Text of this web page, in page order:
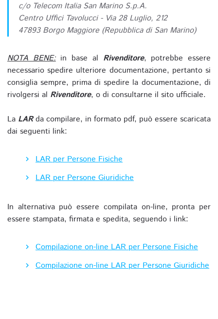
c/o Telecom Italia San Marino S.p.A.
Centro Uffici Tavolucci - Via 28 Luglio, 212
47893 Borgo Maggiore (Repubblica di San Marino)
NOTA BENE:in base al Rivenditore, potrebbe essere
necessario spedire ulteriore documentazione, pertanto si
consiglia sempre, prima di spedire la documentazione, di
rivolgersi al Rivenditore, o di consultarne il sito ufficiale.
La LARda compilare, in formato pdf, può essere scaricata
dai seguenti link:
LAR per Persone Fisiche
LAR per Persone Giuridiche
In alternativa può essere compilata on-line, pronta per
essere stampata, firmata e spedita, seguendo i link:
Compilazione on-line LAR per Persone Fisiche
Compilazione on-line LAR per Persone Giuridiche